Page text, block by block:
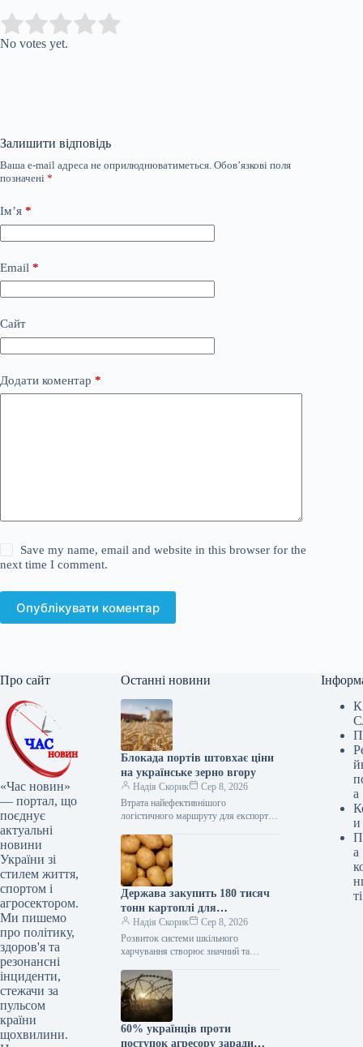
Rate this item:
No votes yet.
Залишити відповідь
Ваша e-mail адреса не оприлюднюватиметься. Обов’язкові поля
позначені *
Ім’я *
Email *
Сайт
Додати коментар *
Save my name, email and website in this browser for the
next time I comment.
Опублікувати коментар
Про сайт
«Час новин»
— портал, що
поєднує
актуальні
новини
України зі
стилем життя,
спортом і
агросектором.
Ми пишемо
про політику,
здоров'я та
резонансні
інциденти,
стежачи за
пульсом
країни
щохвилини.
Останні новини
Блокада портів штовхає ціни
на українське зерно вгору
Надія Скорик
Сер 8, 2026
Втрата найефективнішого
логістичного маршруту для експорту
подорожчання логістики, зростання
навантаження на виробників та
зниження конкурентоспроможності
українського зерна…
Держава закупить 180 тисяч
тонн картоплі для
харчування школярів
Надія Скорик
Сер 8, 2026
Розвиток системи шкільного
харчування створює значний та
йшлося під час конференції «Potato
Connect: від…
60% українців проти
поступок агресору заради
а
и
а
ті